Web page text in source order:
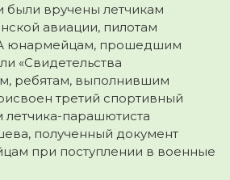
вручены летчикам
авиации, пилотам
юнармейцам, прошедшим
«Свидетельства
ребятам, выполнившим
третий спортивный
парашютиста
полученный документ
при поступлении в военные